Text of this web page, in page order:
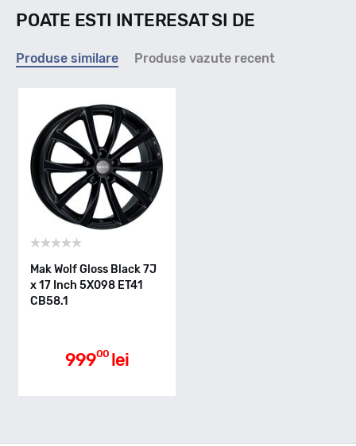
POATE ESTI INTERESAT SI DE
Produse similare Produse vazute recent
Mak Wolf Gloss Black 7J
x 17 Inch 5X098 ET41
CB58.1
99900 lei